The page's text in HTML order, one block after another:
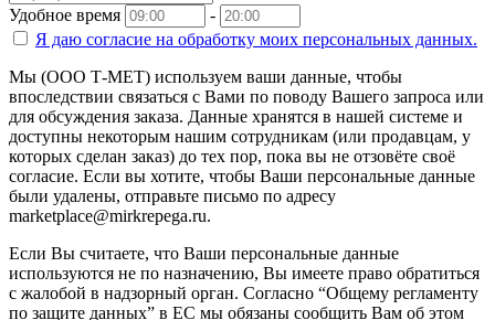
Удобное время
-
Я даю согласие на обработку моих персональных данных.
Мы (ООО Т-МЕТ) используем ваши данные, чтобы
впоследствии связаться с Вами по поводу Вашего запроса или
для обсуждения заказа. Данные хранятся в нашей системе и
доступны некоторым нашим сотрудникам (или продавцам, у
которых сделан заказ) до тех пор, пока вы не отзовёте своё
согласие. Если вы хотите, чтобы Ваши персональные данные
были удалены, отправьте письмо по адресу
marketplace@mirkrepega.ru.
Если Вы считаете, что Ваши персональные данные
используются не по назначению, Вы имеете право обратиться
с жалобой в надзорный орган. Согласно “Общему регламенту
по защите данных” в ЕС мы обязаны сообщить Вам об этом